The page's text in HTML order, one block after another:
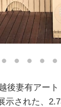
後妻有アー
示された、